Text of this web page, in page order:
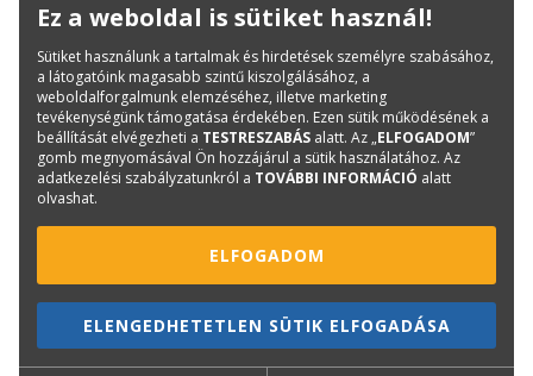
NYOMTATÓK MŰKÖDÉSÉT IRODÁJÁBAN
Az imagePROGRAF TM-200 pigment festékeivel rendkívül éles
vonalakat és élénk színeket biztosít a gyors és egyszerű nagy
formátumú nyomtatáshoz.
Havi 2-3 tekercs nyomtatástól akár havi több száz
négyzetméterig ajánljuk. Kategóriája talán legalacsonyabb
üzemeltetési költségű nyomtatója.
KIVÁLÓ PONTOSSÁGÚ NYOMTATÁS
CAD-dokumentumokhoz és poszterekhez a Canon sajátos, öt
tintás, Lucia TD tintarendszerével.
Vászonképek nyomtatásához is használható (375 g/m2
Ez a weboldal is sütiket használ!
Sütiket használunk a tartalmak és hirdetések személyre szabásához,
a látogatóink magasabb szintű kiszolgálásához, a
weboldalforgalmunk elemzéséhez, illetve marketing
tevékenységünk támogatása érdekében. Ezen sütik működésének a
beállítását elvégezheti a TESTRESZABÁS alatt. Az „ELFOGADOM”
gomb megnyomásával Ön hozzájárul a sütik használatához. Az
adatkezelési szabályzatunkról a TOVÁBBI INFORMÁCIÓ alatt
olvashat.
ELFOGADOM
ELENGEDHETETLEN SÜTIK ELFOGADÁSA